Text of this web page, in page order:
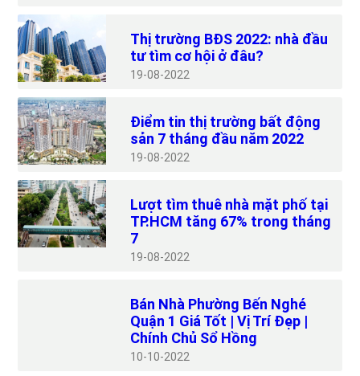
Thị trường BĐS 2022: nhà đầu
tư tìm cơ hội ở đâu?
19 08-2022
Điểm tin thị trường bất động
sản 7 tháng đầu năm 2022
19 08-2022
Lượt tìm thuê nhà mặt phố tại
TP.HCM tăng 67% trong tháng
7
19 08-2022
Bán Nhà Phường Bến Nghé
Quận 1 Giá Tốt | Vị Trí Đẹp |
Chính Chủ Sổ Hồng
10 10-2022